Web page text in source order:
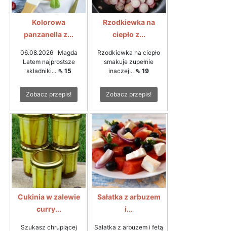
Kolorowa
panzanella z...
06.08.2026 Magda
Latem najprostsze
składniki... ⇖ 15
Zobacz przepis!
Rzodkiewka na
ciepło z...
Rzodkiewka na ciepło
smakuje zupełnie
inaczej... ⇖ 19
Zobacz przepis!
Cukinia w zalewie
curry...
Szukasz chrupiącej
Sałatka z arbuzem
i...
Sałatka z arbuzem i fetą